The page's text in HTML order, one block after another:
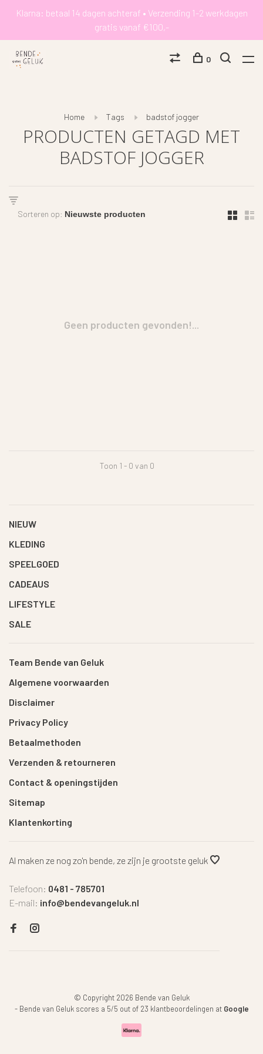
Klarna: betaal 14 dagen achteraf • Verzending 1-2 werkdagen
gratis vanaf €100,-
0
Home Tags badstof jogger
PRODUCTEN GETAGD MET
BADSTOF JOGGER
Sorteren op:
Geen producten gevonden!...
Toon 1 - 0 van 0
NIEUW
KLEDING
SPEELGOED
CADEAUS
LIFESTYLE
SALE
Team Bende van Geluk
Algemene voorwaarden
Disclaimer
Privacy Policy
Betaalmethoden
Verzenden & retourneren
Contact & openingstijden
Sitemap
Klantenkorting
Al maken ze nog zo'n bende, ze zijn je grootste geluk
Telefoon: 0481 - 785701
E-mail: info@bendevangeluk.nl
© Copyright 2026 Bende van Geluk
- Bende van Geluk scores a 5/5 out of 23 klantbeoordelingen at Google